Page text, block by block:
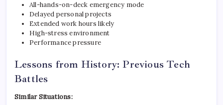
All-hands-on-deck emergency mode
Delayed personal projects
Extended work hours likely
High-stress environment
Performance pressure
Lessons from History: Previous Tech
Battles
Similar Situations: